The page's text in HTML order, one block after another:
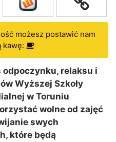
możesz postawić nam
kawę:
relaksu i
Wyższej Szkoły
w Toruniu
wolne od zajęć
swych
które będą